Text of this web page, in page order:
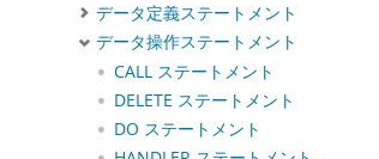
データ定義ステートメント
データ操作ステートメント
CALL ステートメント
DELETE ステートメント
DO ステートメント